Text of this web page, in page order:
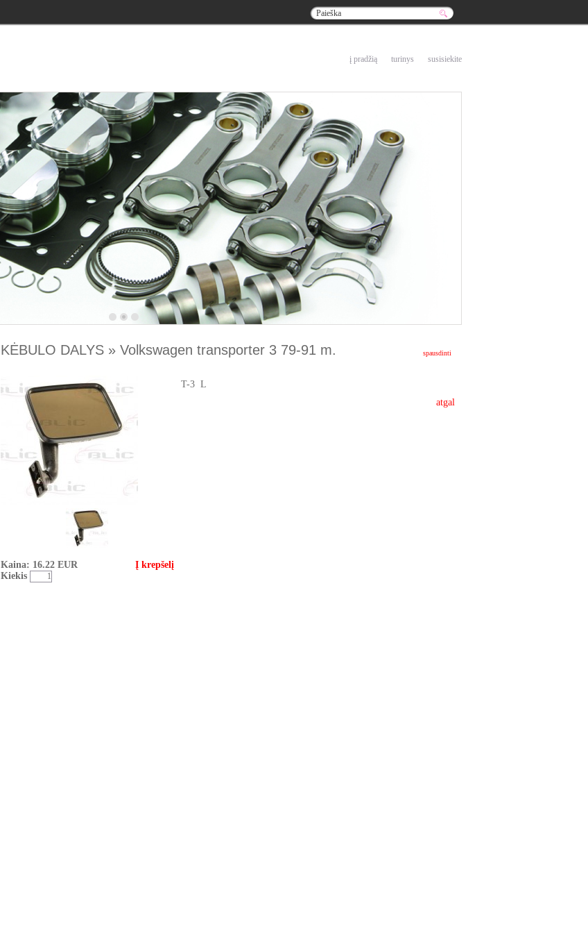
susisiekite
turinys
į pradžią
KĖBULO DALYS » Volkswagen transporter 3 79-91 m. spausdinti
Kaina: 16.22 EUR
Kiekis
Į krepšelį
T-3 L
atgal